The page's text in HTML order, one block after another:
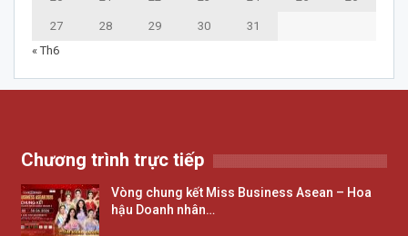
27 28 29 30
31
« Th6
Chương trình trực tiếp
Vòng chung kết Miss Business Asean – Hoa
hậu Doanh nhân…